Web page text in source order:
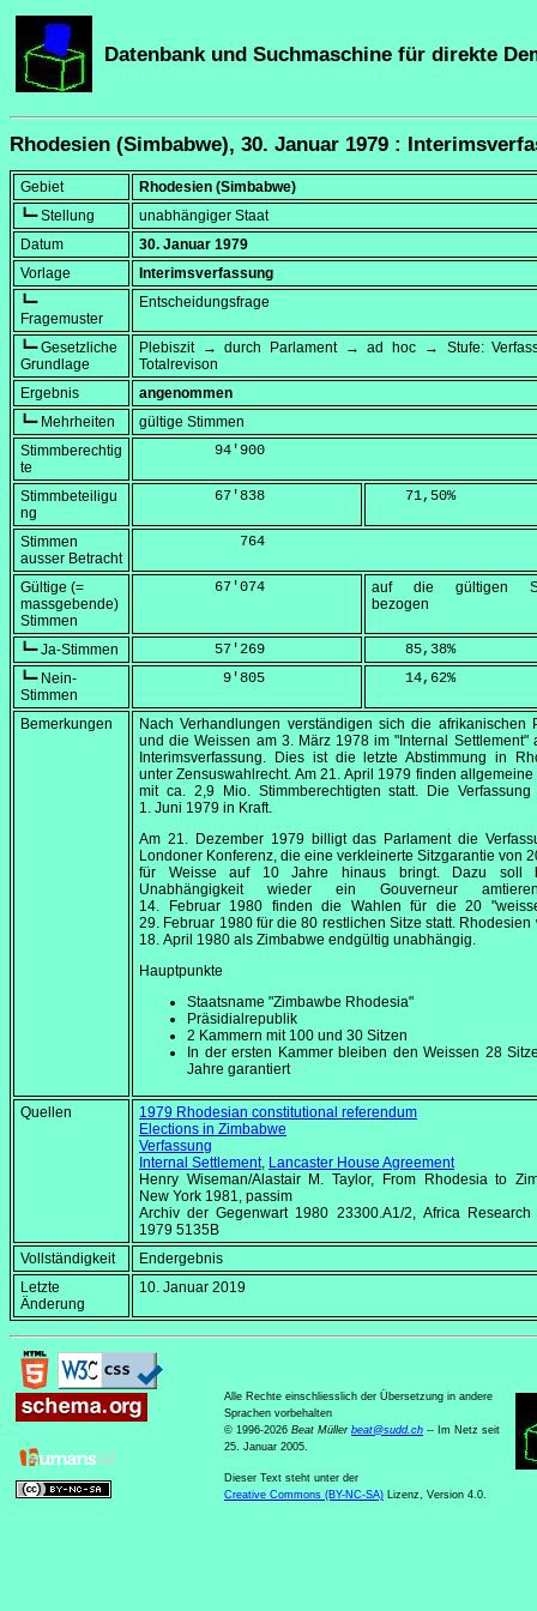
Datenbank und Suchmaschine für direkte
Rhodesien (Simbabwe), 30. Januar 1979 :
Gebiet
Rhodesien (Simbabwe)
┗━ Stellung
unabhängiger Staat
Datum
30. Januar 1979
Vorlage
Interimsverfassung
┗━
Fragemuster
Entscheidungsfrage
┗━ Gesetzliche
Grundlage
Plebiszit → durch Parlament → ad hoc → Stufe:
Totalrevison
Ergebnis
angenommen
┗━ Mehrheiten
gültige Stimmen
Stimmberechtig
te
         94'900
Stimmbeteiligu
ng
         67'838
    71,50
%
Stimmen
ausser Betracht
            764
Gültige (=
massgebende)
Stimmen
         67'074
auf die gültigen
bezogen
┗━ Ja-Stimmen
         57'269
    85,38
%
┗━ Nein-
Stimmen
          9'805
    14,62
%
Bemerkungen
Nach Verhandlungen verständigen sich die afrikanischen
und die Weissen am 3. März 1978 im"Internal Settlement"
Interimsverfassung. Dies ist die letzte Abstimmung in
unter Zensuswahlrecht. Am 21. April 1979 finden allgemeine
mit ca. 2,9 Mio. Stimmberechtigten statt. Die
1. Juni 1979 in Kraft.
Am 21. Dezember 1979billigt das Parlament die
Londoner Konferenz, die eine verkleinerte Sitzgarantie von
für Weisse auf 10 Jahre hinaus bringt. Dazu soll
Unabhängigkeit wieder ein Gouverneur
14. Februar 1980 finden die Wahlen für die 20
29. Februar 1980für die 80 restlichen Sitze statt. Rhodesien
18. April 1980 als Zimbabwe endgültig unabhängig.
Hauptpunkte
Staatsname "Zimbawbe Rhodesia"
Präsidialrepublik
2 Kammern mit 100 und 30 Sitzen
In der ersten Kammer bleiben den Weissen 28
Jahre garantiert
Quellen
1979 Rhodesian constitutional referendum
Elections in Zimbabwe
Verfassung
Internal Settlement, Lancaster House Agreement
Henry Wiseman/Alastair M. Taylor,
From Rhodesia to
New York 1981, passim
Archiv der Gegenwart 1980 23300.A1/2, Africa Research
1979 5135B
Vollständigkeit
Endergebnis
Letzte
Änderung
10. Januar 2019
Alle Rechte einschliesslich der Übersetzung in andere
Sprachen vorbehalten
© 1996-2026 Beat Müller beat@sudd.ch -- Im Netz seit
25. Januar 2005.
Dieser Text steht unter der
Creative Commons (BY-NC-SA) Lizenz, Version 4.0.